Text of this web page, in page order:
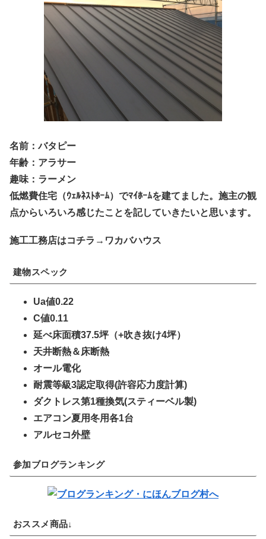
名前：バタピー
年齢：アラサー
趣味：ラーメン
低燃費住宅（ｳｪﾙﾈｽﾄﾎｰﾑ）でﾏｲﾎｰﾑを建てました。施主の観
点からいろいろ感じたことを記していきたいと思います。
施工工務店はコチラ→ワカバハウス
建物スペック
Ua値0.22
C値0.11
延べ床面積37.5坪（+吹き抜け4坪）
天井断熱＆床断熱
オール電化
耐震等級3認定取得(許容応力度計算)
ダクトレス第1種換気(スティーベル製)
エアコン夏用冬用各1台
アルセコ外壁
参加ブログランキング
おススメ商品↓